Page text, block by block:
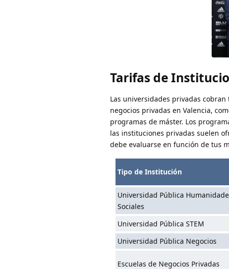
Tarifas de
Las universidades privadas
negocios privadas en Valencia,
programas de máster. Los
las instituciones privadas suelen
debe evaluarse en función de tus
Tipo de Institución
Universidad Pública
Sociales
Universidad Pública STEM
Universidad Pública Negocios
Escuelas de Negocios Privadas